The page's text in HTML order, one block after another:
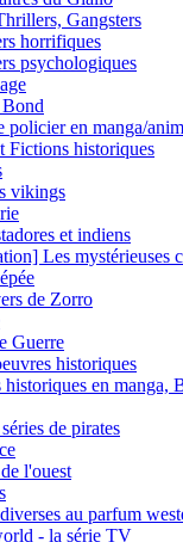
Gangsters
horrifiques
psychologiques
Bond
policier en manga/
Fictions historiques
vikings
et indiens
Les mystérieuses
de Zorro
Guerre
historiques
historiques en manga,
de pirates
l'ouest
au parfum
- la série TV